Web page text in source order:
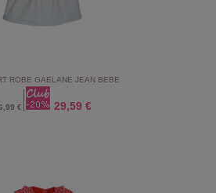
ROBE GAELANE JEAN BEBE
€ 29,59 €